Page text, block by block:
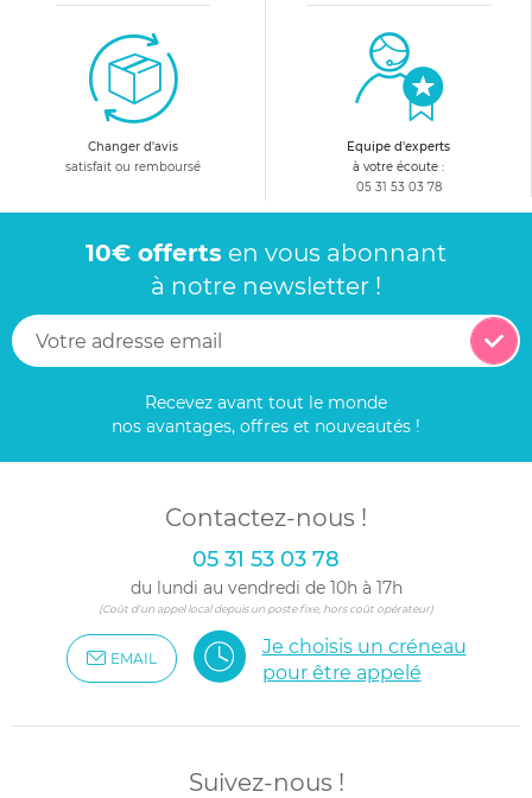
Changer d'avis
satisfait ou remboursé
Equipe d'experts
à votre écoute :
05 31 53 03 78
10€ offerts en vous abonnant
à notre newsletter !
Recevez avant tout le monde
nos avantages, offres et nouveautés !
Contactez-nous !
05 31 53 03 78
du lundi au vendredi de 10h à 17h
(Coût d'un appel local depuis un poste fixe, hors coût opérateur)
EMAIL
Je choisis un créneau
pour être appelé
Suivez-nous !